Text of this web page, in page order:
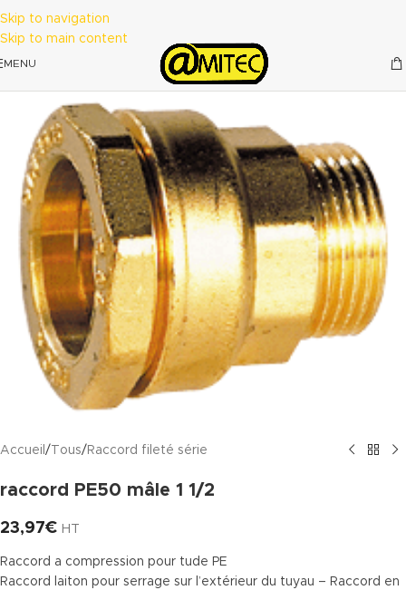
Skip to navigation
Skip to main content
MENU
Accueil /Tous/ Raccord fileté série
raccord PE50 mâle 1 1/2
23,97€ HT
Raccord a compression pour tude PE
Raccord laiton pour serrage sur l’extérieur du tuyau – Raccord en